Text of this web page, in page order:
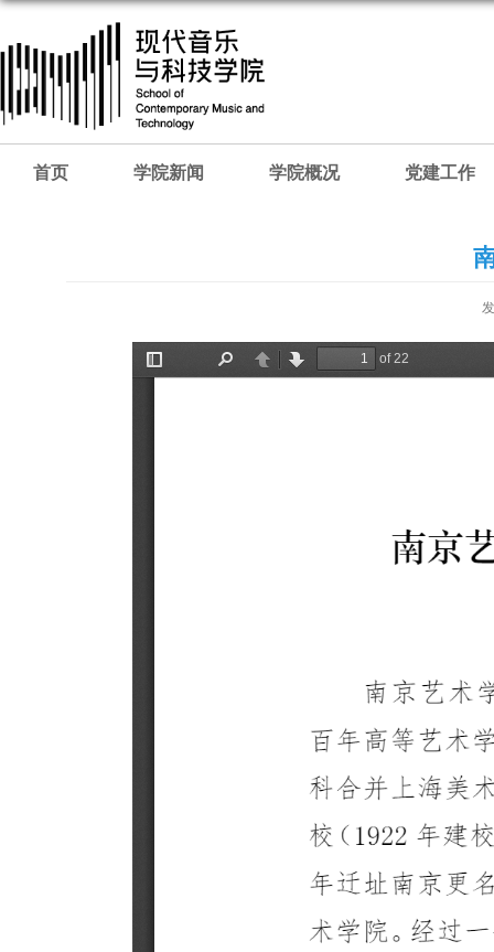
首页 学院新闻 学院概况 党建工作